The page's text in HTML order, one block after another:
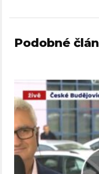
Podobné